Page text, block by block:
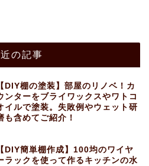
の記事
【DIY棚の塗装】部屋のリノベ！カ
ンターをブライワックスやワトコ
イルで塗装。失敗例やウェット研
も含めてご紹介！
【DIY簡単棚作成】100均のワイヤ
ラックを使って作るキッチンの水